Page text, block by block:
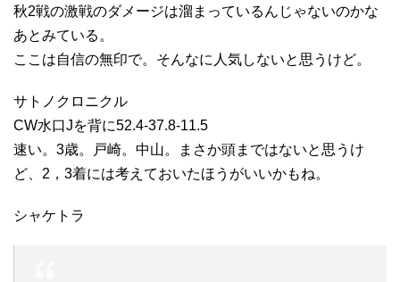
秋2戦の激戦のダメージは溜まっているんじゃないのかな
あとみている。
ここは自信の無印で。そんなに人気しないと思うけど。
サトノクロニクル
CW水口Jを背に52.4-37.8-11.5
速い。3歳。戸崎。中山。まさか頭まではないと思うけ
ど、2，3着には考えておいたほうがいいかもね。
シャケトラ